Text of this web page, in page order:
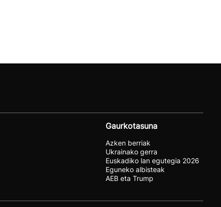
Gaurkotasuna
Azken berriak
Ukrainako gerra
Euskadiko lan egutegia 2026
Eguneko albisteak
AEB eta Trump